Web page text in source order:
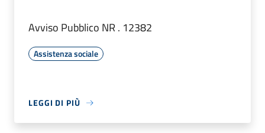
Avviso Pubblico NR . 12382
Assistenza sociale
LEGGI DI PIÙ